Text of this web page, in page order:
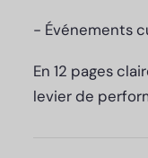
- Événements
En 12 pages
levier de